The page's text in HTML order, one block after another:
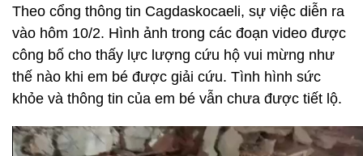
Theo cổng thông tin Cagdaskocaeli, sự việc diễn ra
vào hôm 10/2. Hình ảnh trong các đoạn video được
công bố cho thấy lực lượng cứu hộ vui mừng như
thế nào khi em bé được giải cứu. Tình hình sức
khỏe và thông tin của em bé vẫn chưa được tiết lộ.